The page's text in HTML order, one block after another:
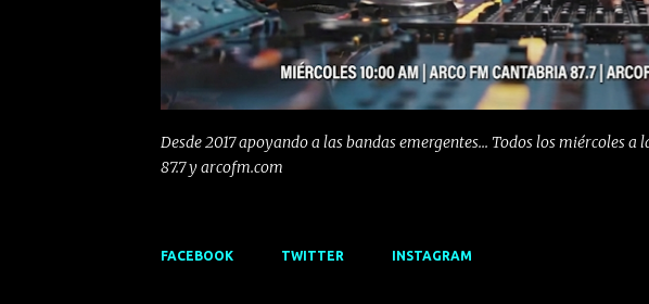
Desde 2017 apoyando a las bandas emergentes... Todos los miércoles
87.7 y arcofm.com
FACEBOOK TWITTER INSTAGRAM